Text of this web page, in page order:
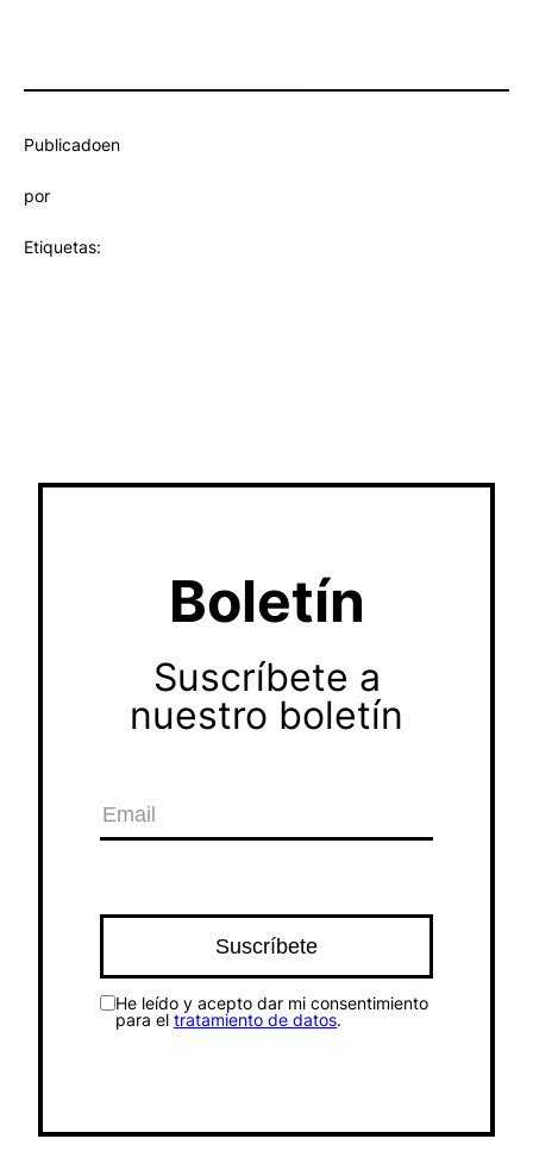
Publicadoen
por
Etiquetas:
Boletín
Suscríbete a
nuestro boletín
He leído y acepto dar mi consentimiento
para el tratamiento de datos.